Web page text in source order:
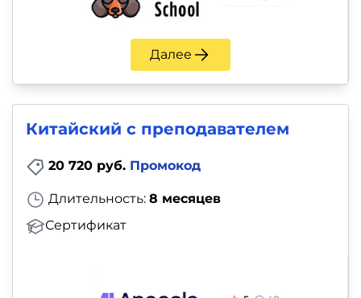
Далее
Китайский с преподавателем
20 720 руб. Промокод
Длительность: 8 месяцев
Сертификат